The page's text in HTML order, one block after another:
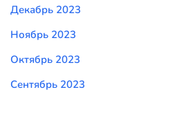
Декабрь 2023
Ноябрь 2023
Октябрь 2023
Сентябрь 2023